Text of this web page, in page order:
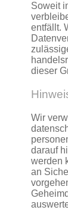
Soweit
entfällt.
dieser
Wir
darauf
werden
an